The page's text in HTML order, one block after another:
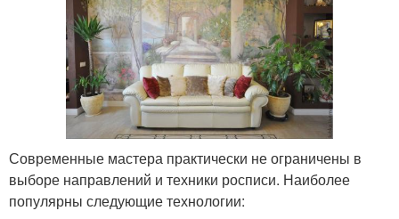
Современные мастера практически не ограничены в
выборе направлений и техники росписи. Наиболее
популярны следующие технологии: